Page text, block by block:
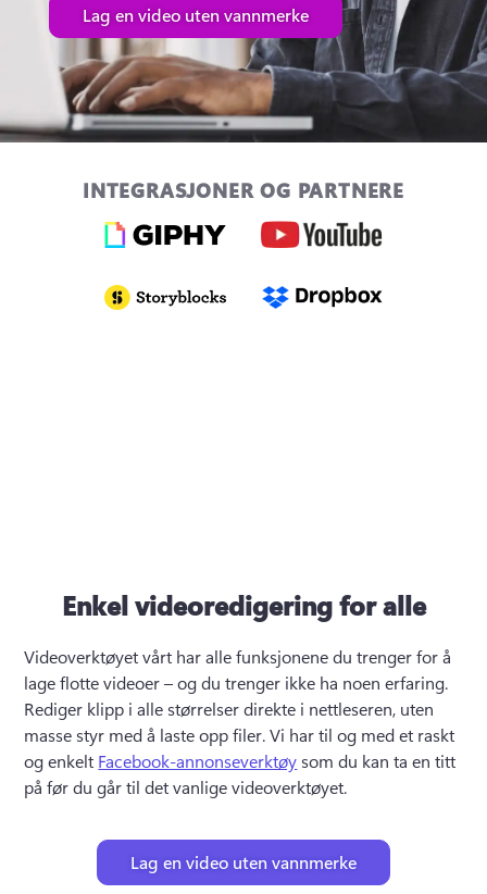
Lag en video uten vannmerke
INTEGRASJONER OG PARTNERE
Enkel videoredigering for alle
Videoverktøyet vårt har alle funksjonene du trenger for å
lage flotte videoer – og du trenger ikke ha noen erfaring.
Rediger klipp i alle størrelser direkte i nettleseren, uten
masse styr med å laste opp filer. Vi har til og med et raskt
og enkelt Facebook-annonseverktøy som du kan ta en titt
på før du går til det vanlige videoverktøyet.
Lag en video uten vannmerke